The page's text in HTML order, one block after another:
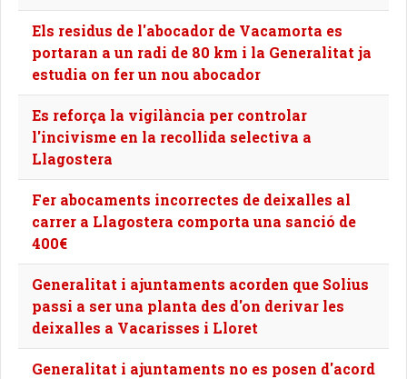
Els residus de l'abocador de Vacamorta es
portaran a un radi de 80 km i la Generalitat ja
estudia on fer un nou abocador
Es reforça la vigilància per controlar
l'incivisme en la recollida selectiva a
Llagostera
Fer abocaments incorrectes de deixalles al
carrer a Llagostera comporta una sanció de
400€
Generalitat i ajuntaments acorden que Solius
passi a ser una planta des d'on derivar les
deixalles a Vacarisses i Lloret
Generalitat i ajuntaments no es posen d'acord